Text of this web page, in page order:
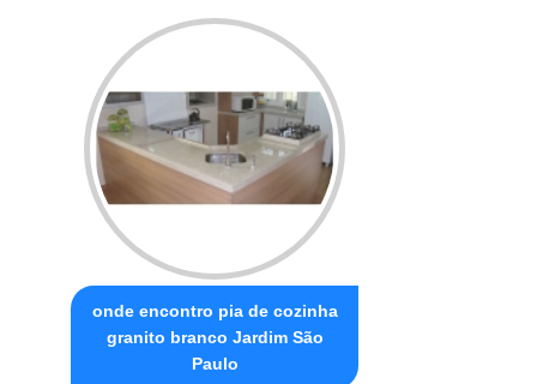
onde encontro pia de cozinha
granito branco Jardim São
Paulo